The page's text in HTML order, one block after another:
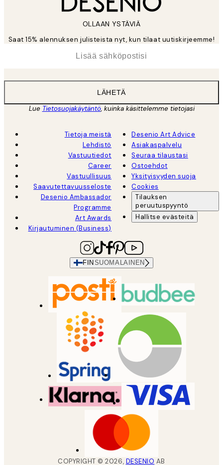
OLLAAN YSTÄVIÄ
Saat 15% alennuksen julisteista nyt, kun tilaat uutiskirjeemme!
LÄHETÄ
Lue Tietosuojakäytäntö, kuinka käsittelemme tietojasi
Tietoja meistä
Lehdistö
Vastuutiedot
Career
Vastuullisuus
Saavutettavuusseloste
Desenio Ambassador
Programme
Art Awards
Kirjautuminen (Business)
Desenio Art Advice
Asiakaspalvelu
Seuraa tilaustasi
Ostoehdot
Yksityisyyden suoja
Cookies
Tilauksen
peruutuspyyntö
Hallitse evästeitä
FIN SUOMALAINEN
COPYRIGHT ©2026, DESENIO AB